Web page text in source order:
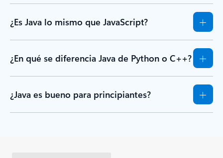
¿Es Java lo mismo que JavaScript?
¿En qué se diferencia Java de Python o C++?
¿Java es bueno para principiantes?